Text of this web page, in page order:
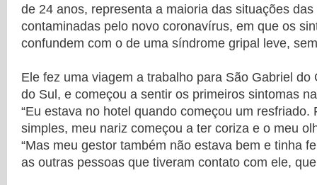
de 24 anos, representa a maioria das situações das
contaminadas pelo novo coronavírus, em que os
confundem com o de uma síndrome gripal leve,
Ele fez uma viagem a trabalho para São Gabriel do
do Sul, e começou a sentir os primeiros sintomas
“Eu estava no hotel quando começou um resfriado.
simples, meu nariz começou a ter coriza e o meu
“Mas meu gestor também não estava bem e tinha
as outras pessoas que tiveram contato com ele,